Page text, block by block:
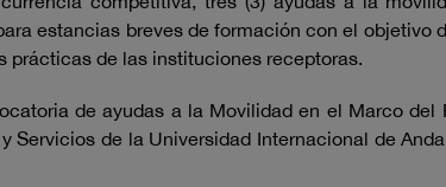
estancias breves de formación con el
prácticas de las instituciones receptoras.
de ayudas a la Movilidad en el Marco del
Servicios de la Universidad Internacional de